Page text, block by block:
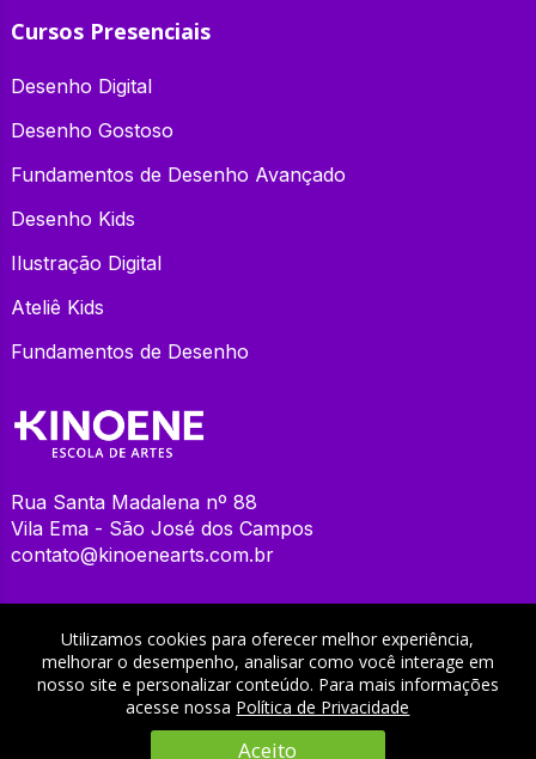
Utilizamos cookies para oferecer melhor experiência,
melhorar o desempenho, analisar como você interage em
nosso site e personalizar conteúdo. Para mais informações
acesse nossa Política de Privacidade
Aceito
Cursos Presenciais
Desenho Digital
Desenho Gostoso
Fundamentos de Desenho Avançado
Desenho Kids
Ilustração Digital
Ateliê Kids
Fundamentos de Desenho
Rua Santa Madalena nº 88
Vila Ema - São José dos Campos
contato@kinoenearts.com.br
Atendemos dúvidas sobre cursos até às 18:00 hs. Envie
sua mensagem a qualquer momento. Para mensagens
após esse horário, responderemos no próximo dia útil.